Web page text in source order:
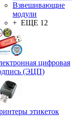
Взвешивающие
модули
+ ЕЩЕ 12
цифровая
(ЭЦП)
этикеток